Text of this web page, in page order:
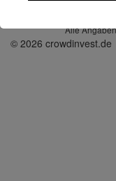
Alle
© 2026 crowdinvest.de